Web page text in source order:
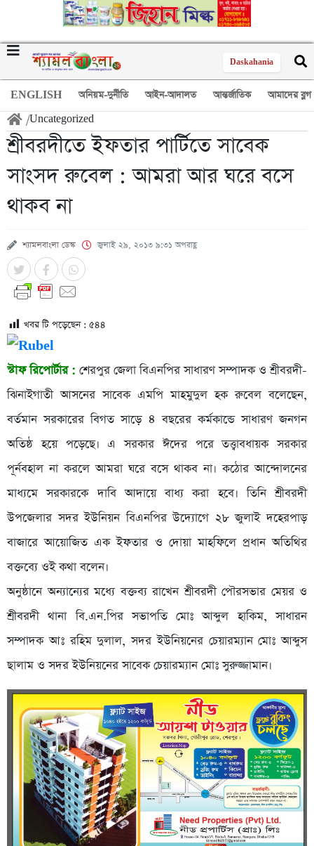
Daskahania
ENGLISH অনিয়ম-দুর্নীতি আইন-আদালত আন্তর্জাতিক আমাদের ব্লগ
/Uncategorized
শ্রীবরদীতে ইফতার পার্টিতে সাবেক
সাংসদ রুবেল : আমরা আর ঘরে বসে
থাকব না
শ্যামলবাংলা ডেস্ক জুলাই ২৯, ২০১৩ ৯:৩১ অপরাহ্ণ
খবর টি পড়েছেন : ৫৪৪
স্টাফ রিপোর্টার : শেরপুর জেলা বিএনপির সাধারণ সম্পাদক ও শ্রীবরদী-
ঝিনাইগাতী আসনের সাবেক এমপি মাহমুদুল হক রুবেল বলেছেন,
বর্তমান সরকারের বিগত সাড়ে ৪ বছরের কর্মকান্ডে সাধারণ জনগন
অতিষ্ঠ হয়ে পড়েছে। এ সরকার ঈদের পরে তত্ত্বাবধায়ক সরকার
পূর্নবহাল না করলে আমরা ঘরে বসে থাকব না। কঠোর আন্দোলনের
মাধ্যমে সরকারকে দাবি আদায়ে বাধ্য করা হবে। তিনি শ্রীবরদী
উপজেলার সদর ইউনিয়ন বিএনপির উদ্যোগে ২৮ জুলাই দহেরপাড়
বাজারে আয়োজিত এক ইফতার ও দোয়া মাহফিলে প্রধান অতিথির
বক্তব্যে ওই কথা বলেন।
অনুষ্ঠানে অন্যান্যের মধ্যে বক্তব্য রাখেন শ্রীবরদী পৌরসভার মেয়র ও
শ্রীবরদী থানা বি.এন.পির সভাপতি মোঃ আব্দুল হাকিম, সাধারন
সম্পাদক আঃ রহিম দুলাল, সদর ইউনিয়নের চেয়ারম্যান মোঃ আব্দুস
ছালাম ও সদর ইউনিয়নের সাবেক চেয়ারম্যান মোঃ সুরুজ্জামান।